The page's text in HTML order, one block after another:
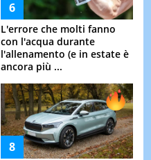
L'errore che molti fanno
con l'acqua durante
l'allenamento (e in estate è
ancora più ...